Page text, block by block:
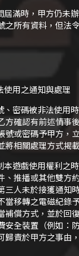
滿時，甲方仍未
之所有資料，但法
用之通知與處理
密碼被非法使用
方確認有前述情事
號或密碼予甲方，
將相關處理方式揭
遊戲使用權利之
、推播或其他雙方
三人未於接獲通知
當移轉之電磁紀錄
補償方式，並於回
全裝置（例如：
歸責於甲方之事由